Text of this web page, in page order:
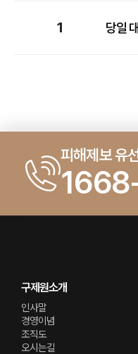
1 당일
피해제보 유
구제원소개
인사말
경영이념
조직도
오시는길